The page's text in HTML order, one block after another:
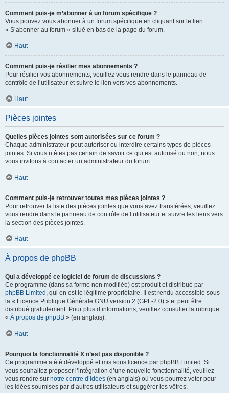
Comment puis-je m’abonner à un forum spécifique ?
Vous pouvez vous abonner à un forum spécifique en cliquant sur le lien
« S’abonner au forum » situé en bas de la page du forum.
Haut
Comment puis-je résilier mes abonnements ?
Pour résilier vos abonnements, veuillez vous rendre dans le panneau de
contrôle de l’utilisateur et suivre le lien vers vos abonnements.
Haut
Pièces jointes
Quelles pièces jointes sont autorisées sur ce forum ?
Chaque administrateur peut autoriser ou interdire certains types de pièces
jointes. Si vous n’êtes pas certain de savoir ce qui est autorisé ou non, nous
vous invitons à contacter un administrateur du forum.
Haut
Comment puis-je retrouver toutes mes pièces jointes ?
Pour retrouver la liste des pièces jointes que vous avez transférées, veuillez
vous rendre dans le panneau de contrôle de l’utilisateur et suivre les liens vers
la section des pièces jointes.
Haut
À propos de phpBB
Qui a développé ce logiciel de forum de discussions ?
Ce programme (dans sa forme non modifiée) est produit et distribué par
phpBB Limited , qui en est le légitime propriétaire. Il est rendu accessible sous
la « Licence Publique Générale GNU version 2 (GPL-2.0) » et peut être
distribué gratuitement. Pour plus d’informations, veuillez consulter la rubrique
« À propos de phpBB » (en anglais).
Haut
Pourquoi la fonctionnalité X n’est pas disponible ?
Ce programme a été développé et mis sous licence par phpBB Limited. Si
vous souhaitez proposer l’intégration d’une nouvelle fonctionnalité, veuillez
vous rendre sur notre centre d’idées (en anglais) où vous pourrez voter pour
les idées soumises par d’autres utilisateurs et suggérer les vôtres.